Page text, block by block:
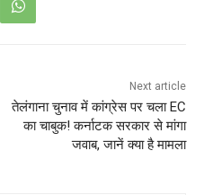
Next article
तेलंगाना चुनाव में कांग्रेस पर चला EC
का चाबुक! कर्नाटक सरकार से मांगा
जवाब, जानें क्या है मामला